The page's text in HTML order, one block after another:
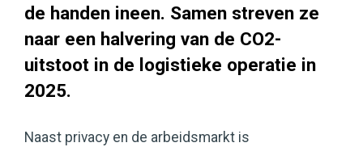
de handen ineen. Samen streven ze
naar een halvering van de CO2-
uitstoot in de logistieke operatie in
2025.
Naast privacy en de arbeidsmarkt is